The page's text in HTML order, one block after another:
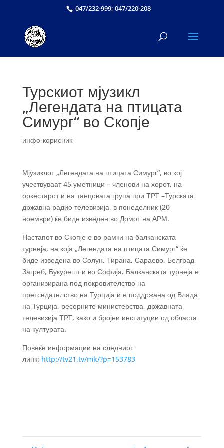
047/232-999; 047/220-208
Турскиот мјузикл
„Легендата на птицата
Симург“ во Скопје
инфо-корисник
Мјузиклот „Легендата на птицата Симург“, во кој
учествуваат 45 уметници – членови на хорот, на
оркестарот и на танцовата група при ТРТ –Турската
државна радио телевизија, в понеделник (20
ноември) ќе биде изведен во Домот на АРМ.
Настапот во Скопје е во рамки на балканската
турнеја, на која „Легендата на птицата Симург“ ќе
биде изведена во Солун, Тирана, Сараево, Белград,
Загреб, Букурешт и во Софија. Балканската турнеја е
организирана под покровителство на
претседателство на Турција и е поддржана од Влада
на Турција, ресорните министерства, државната
телевизија ТРТ, како и бројни институции од областа
на културата.
Повеќе информации на следниот
линк: http://tv21.tv/mk/?p=153783